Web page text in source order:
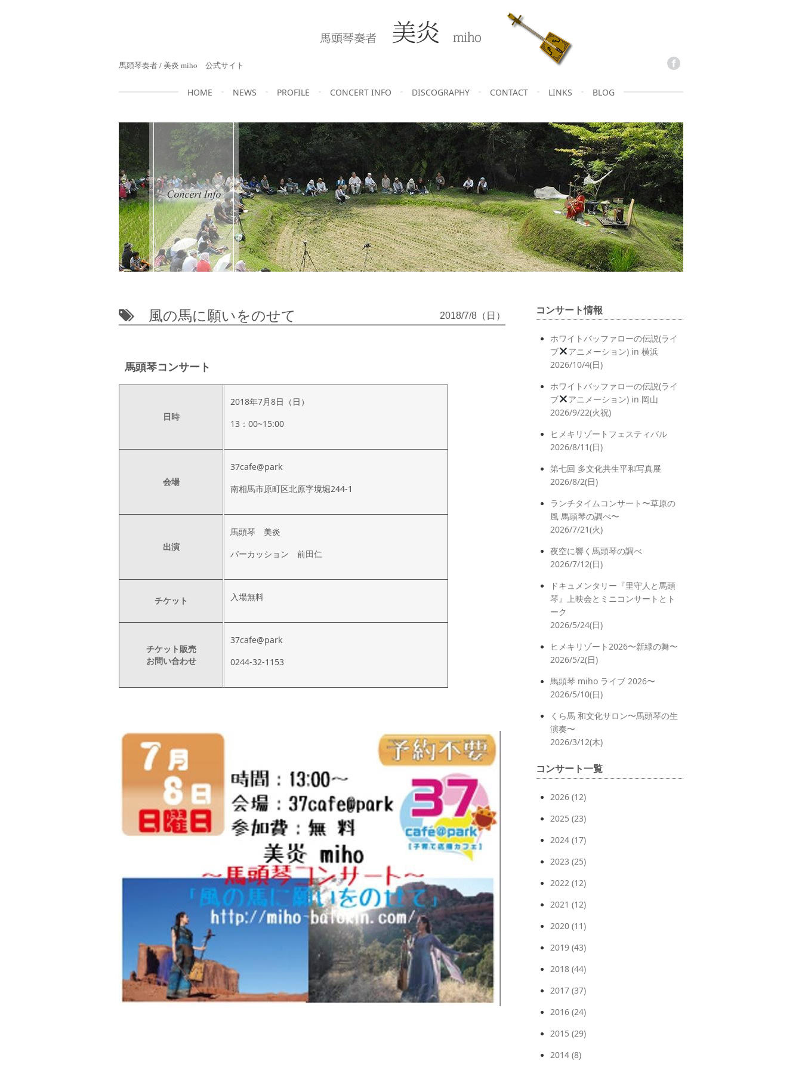
馬頭琴奏者 / 美炎 miho 公式サイト
HOME NEWS PROFILE CONCERT INFO DISCOGRAPHY CONTACT LINKS BLOG
風の馬に願いをのせて 2018/7/8（日）
馬頭琴コンサート
日時
2018年7月8日（日）
13：00~15:00
会場
37cafe@park
南相馬市原町区北原字境堀244-1
出演
馬頭琴 美炎
パーカッション 前田仁
チケット 入場無料
チケット販売
お問い合わせ
37cafe@park
0244-32-1153
コンサート情報
ホワイトバッファローの伝説(ライ
ブ
アニメーション) in 横浜
2026/10/4(日)
ホワイトバッファローの伝説(ライ
ブ
アニメーション) in 岡山
2026/9/22(火祝)
ヒメキリゾートフェスティバル
2026/8/11(日)
第七回 多文化共生平和写真展
2026/8/2(日)
ランチタイムコンサート〜草原の
風 馬頭琴の調べ〜
2026/7/21(火)
夜空に響く馬頭琴の調べ
2026/7/12(日)
ドキュメンタリー『里守人と馬頭
琴』上映会とミニコンサートとト
ーク
2026/5/24(日)
ヒメキリゾート2026〜新緑の舞〜
2026/5/2(日)
馬頭琴 miho ライブ 2026〜
2026/5/10(日)
くら馬 和文化サロン〜馬頭琴の生
演奏〜
2026/3/12(木)
コンサート一覧
2026 (12)
2025 (23)
2024 (17)
2023 (25)
2022 (12)
2021 (12)
2020 (11)
2019 (43)
2018 (44)
2017 (37)
2016 (24)
2015 (29)
2014 (8)